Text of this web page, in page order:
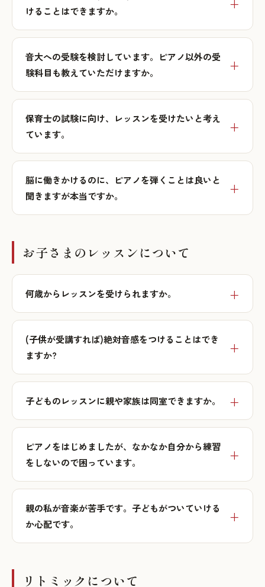
けることはできますか。
音大への受験を検討しています。ピアノ以外の受
験科目も教えていただけますか。
保育士の試験に向け、レッスンを受けたいと考え
ています。
脳に働きかけるのに、ピアノを弾くことは良いと
聞きますが本当ですか。
お子さまのレッスンについて
何歳からレッスンを受けられますか。
(子供が受講すれば)絶対音感をつけることはでき
ますか?
子どものレッスンに親や家族は同室できますか。
ピアノをはじめましたが、なかなか自分から練習
をしないので困っています。
親の私が音楽が苦手です。子どもがついていける
か心配です。
リトミックについて